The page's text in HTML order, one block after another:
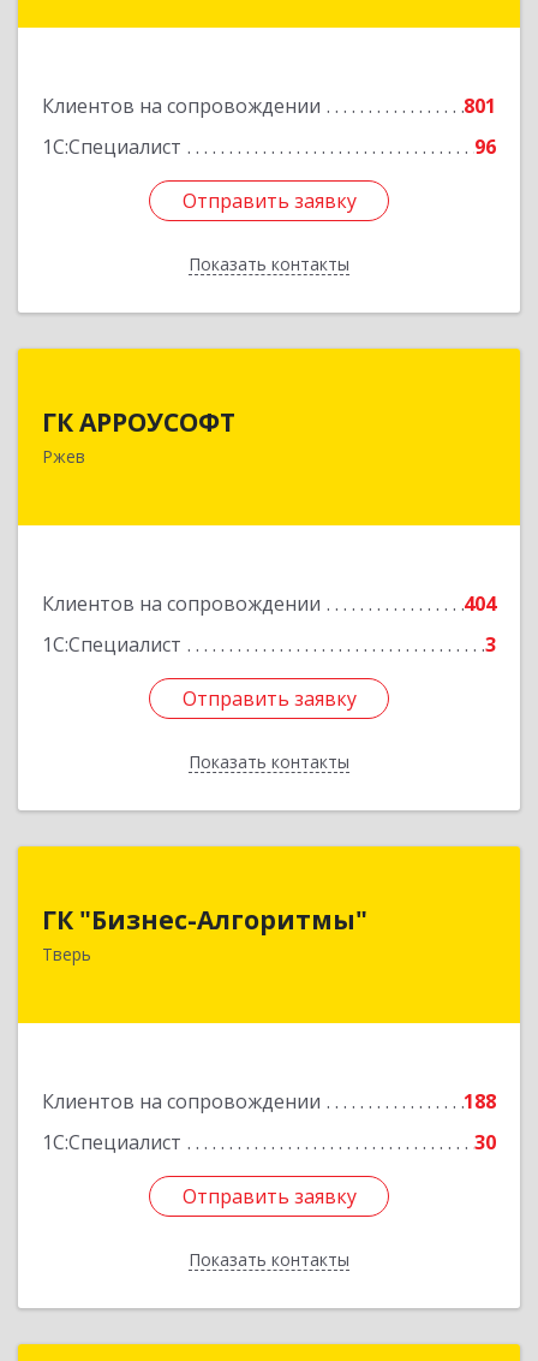
Клиентов на сопровождении
801
1С:Специалист
96
Отправить заявку
Показать контакты
Подробнее
Отправить заявку
Назад
ГК АРРОУСОФТ
Ржев
Клиентов на сопровождении
404
1С:Специалист
3
Отправить заявку
Показать контакты
Подробнее
Отправить заявку
Назад
ГК "Бизнес-Алгоритмы"
Тверь
Клиентов на сопровождении
188
1С:Специалист
30
Отправить заявку
Показать контакты
170006, Тверская обл, Тверь г, Брагина ул, дом
Подробнее
Отправить заявку
Назад